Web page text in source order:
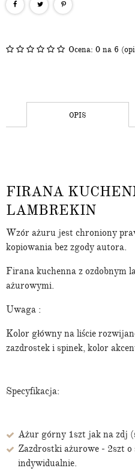
Ocena: 0 na 6
OPIS
FIRANA
LAMBREKIN
Wzór ażuru jest chroniony
kopiowania bez zgody autora.
Firana kuchenna z ozdobnym
ażurowymi.
Uwaga :
Kolor główny na liście
zazdrostek i spinek, kolor
Specyfikacja:
Ażur górny 1szt jak na zdj
Zazdrostki ażurowe - 2szt o
indywidualnie.